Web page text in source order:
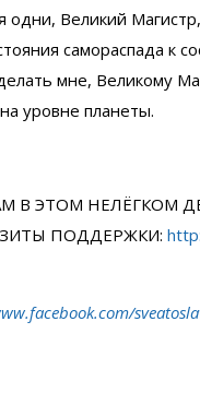
одни, Великий
самораспада к
мне, Великому
уровне планеты.
В ЭТОМ НЕЛЁГКОМ
ПОДДЕРЖКИ: